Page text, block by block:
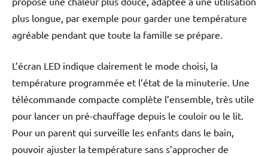
plus longue, par exemple pour garder une température
agréable pendant que toute la famille se prépare.
L’écran LED indique clairement le mode choisi, la
température programmée et l’état de la minuterie. Une
télécommande compacte complète l’ensemble, très utile
pour lancer un pré-chauffage depuis le couloir ou le lit.
Pour un parent qui surveille les enfants dans le bain,
pouvoir ajuster la température sans s’approcher de